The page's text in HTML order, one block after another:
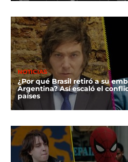
NOTICIAS
¿Por qué Brasil retiró a su
Argentina? Así escaló el
países